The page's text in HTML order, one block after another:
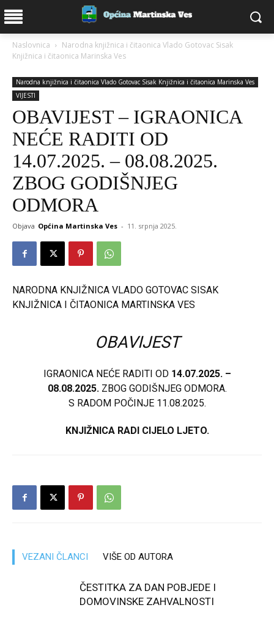
Naslovnica
Narodna knjižnica i čitaonica Vlado Gotovac Sisak
Knjižnica i čitaonica Marinska Ves
Narodna knjižnica i čitaonica Vlado Gotovac Sisak Knjižnica i čitaonica Marinska Ves
VIJESTI
OBAVIJEST – IGRAONICA
NEĆE RADITI OD
14.07.2025. – 08.08.2025.
ZBOG GODIŠNJEG
ODMORA
Objava Općina Martinska Ves - 11. srpnja 2025.
NARODNA KNJIŽNICA VLADO GOTOVAC SISAK
KNJIŽNICA I ČITAONICA MARTINSKA VES
OBAVIJEST
IGRAONICA NEĆE RADITI OD 14.07.2025. –
08.08.2025.ZBOG GODIŠNJEG ODMORA.
S RADOM POČINJE 11.08.2025.
KNJIŽNICA RADI CIJELO LJETO.
VEZANI ČLANCI VIŠE OD AUTORA
ČESTITKA ZA DAN POBJEDE I
DOMOVINSKE ZAHVALNOSTI